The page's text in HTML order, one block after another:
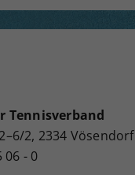
Tennisverband
2, 2334 Vösendorf
06 - 0